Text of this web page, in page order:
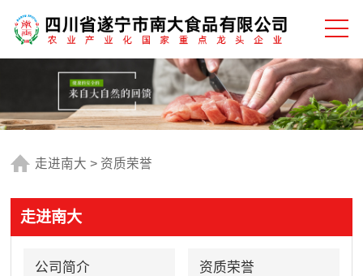
走进南大 > 资质荣誉
走进南大
公司简介 资质荣誉